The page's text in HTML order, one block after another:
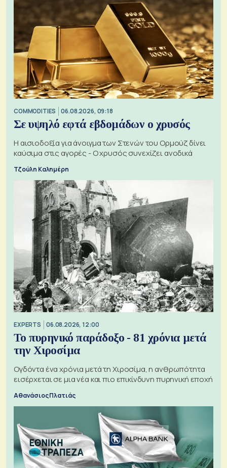
COMMODITIES 06.08.2026, 09:18
Σε υψηλό εφτά εβδομάδων ο χρυσός
Η αισιοδοξία για άνοιγμα των Στενών του Ορμούζ δίνει
καύσιμα στις αγορές - Ο χρυσός συνεχίζει ανοδικά
Τζούλη Καλημέρη
EXPERTS 06.08.2026, 12:00
Το πυρηνικό παράδοξο - 81 χρόνια μετά
την Χιροσίμα
Ογδόντα ένα χρόνια μετά τη Χιροσίμα, η ανθρωπότητα
εισέρχεται σε μια νέα και πιο επικίνδυνη πυρηνική εποχή
Αθανάσιος Πλατιάς